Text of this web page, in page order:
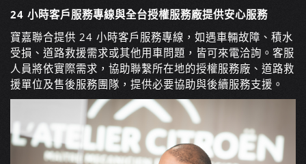
24 小時客戶服務專線與全台授權服務廠提供安心服務
寶嘉聯合提供 24 小時客戶服務專線，如遇車輛故障、積水
受損、道路救援需求或其他用車問題，皆可來電洽詢。客服
人員將依實際需求，協助聯繫所在地的授權服務廠、道路救
援單位及售後服務團隊，提供必要協助與後續服務支援。